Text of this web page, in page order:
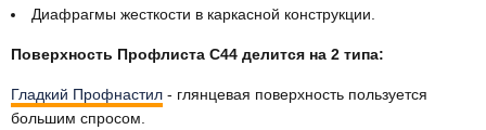
Диафрагмы жесткости в каркасной конструкции.
Поверхность Профлиста С44 делится на 2 типа:
Гладкий Профнастил - глянцевая поверхность пользуется
большим спросом.